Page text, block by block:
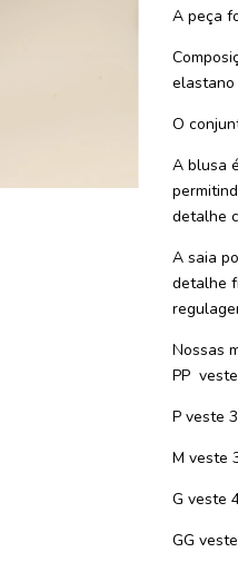
A peça
elastano
O
A blusa
detalhe
A saia
detalhe
Nossas
PP
P veste
M veste
G veste
GG